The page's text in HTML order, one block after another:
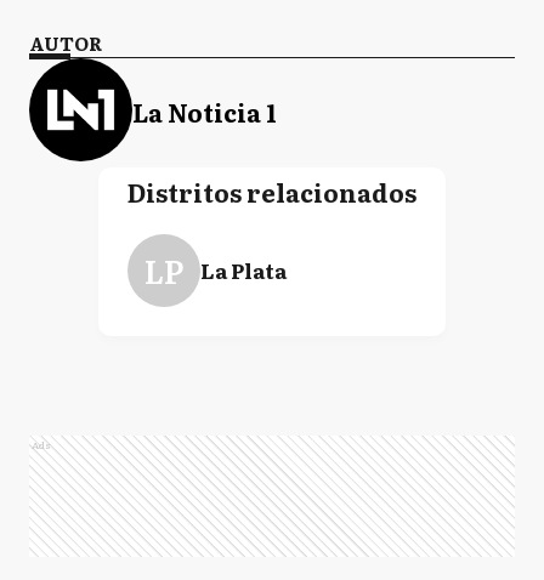
AUTOR
La Noticia 1
Distritos relacionados
LP La Plata
Ads